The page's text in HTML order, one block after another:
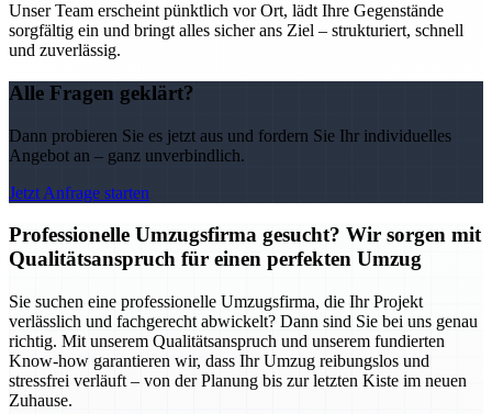
Unser Team erscheint pünktlich vor Ort, lädt Ihre Gegenstände
sorgfältig ein und bringt alles sicher ans Ziel – strukturiert, schnell
und zuverlässig.
Alle Fragen geklärt?
Dann probieren Sie es jetzt aus und fordern Sie Ihr individuelles
Angebot an – ganz unverbindlich.
Jetzt Anfrage starten
Professionelle Umzugsfirma gesucht? Wir sorgen mit
Qualitätsanspruch für einen perfekten Umzug
Sie suchen eine professionelle Umzugsfirma, die Ihr Projekt
verlässlich und fachgerecht abwickelt? Dann sind Sie bei uns genau
richtig. Mit unserem Qualitätsanspruch und unserem fundierten
Know-how garantieren wir, dass Ihr Umzug reibungslos und
stressfrei verläuft – von der Planung bis zur letzten Kiste im neuen
Zuhause.